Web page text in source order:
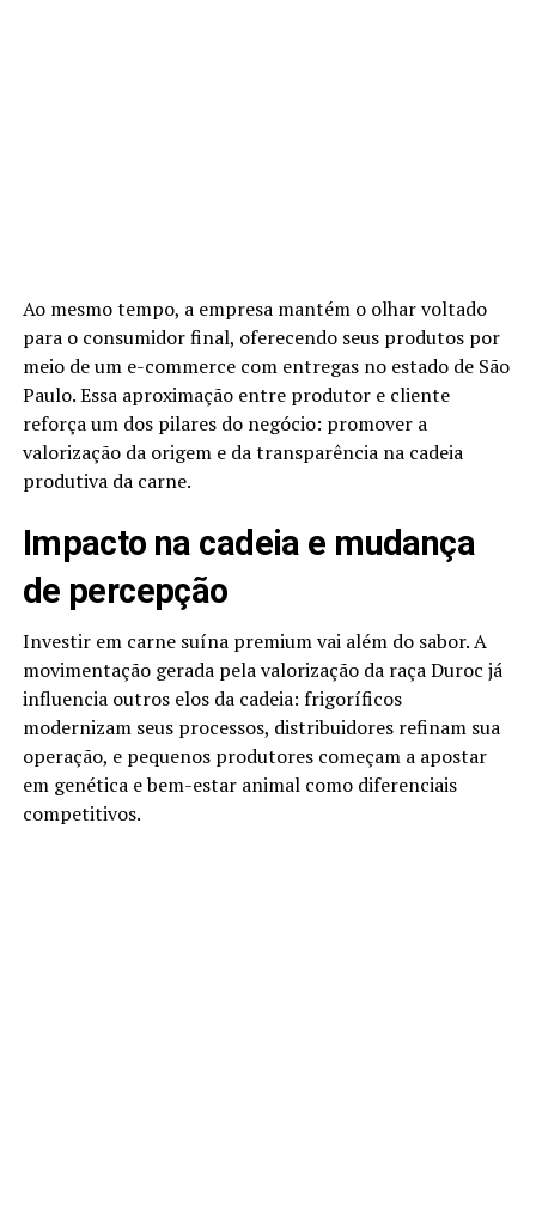
Ao mesmo tempo, a empresa mantém o olhar voltado
para o consumidor final, oferecendo seus produtos por
meio de um e-commerce com entregas no estado de São
Paulo. Essa aproximação entre produtor e cliente
reforça um dos pilares do negócio: promover a
valorização da origem e da transparência na cadeia
produtiva da carne.
Impacto na cadeia e mudança
de percepção
Investir em carne suína premium vai além do sabor. A
movimentação gerada pela valorização da raça Duroc já
influencia outros elos da cadeia: frigoríficos
modernizam seus processos, distribuidores refinam sua
operação, e pequenos produtores começam a apostar
em genética e bem-estar animal como diferenciais
competitivos.